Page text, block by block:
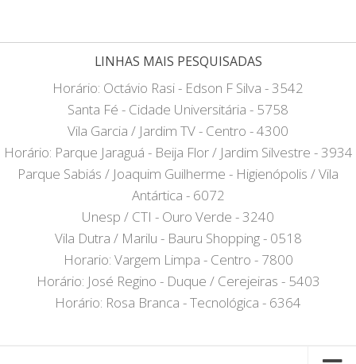
LINHAS MAIS PESQUISADAS
Horário: Octávio Rasi - Edson F Silva - 3542
Santa Fé - Cidade Universitária - 5758
Vila Garcia / Jardim TV - Centro - 4300
Horário: Parque Jaraguá - Beija Flor / Jardim Silvestre - 3934
Parque Sabiás / Joaquim Guilherme - Higienópolis / Vila
Antártica - 6072
Unesp / CTI - Ouro Verde - 3240
Vila Dutra / Marilu - Bauru Shopping - 0518
Horario: Vargem Limpa - Centro - 7800
Horário: José Regino - Duque / Cerejeiras - 5403
Horário: Rosa Branca - Tecnológica - 6364